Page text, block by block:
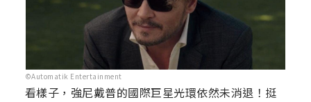
©Automatik Entertainment
看樣子，強尼戴普的國際巨星光環依然未消退！挺